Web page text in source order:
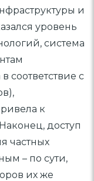
и
уровень
система
соответствие с
к
доступ
частных
– по сути,
их же